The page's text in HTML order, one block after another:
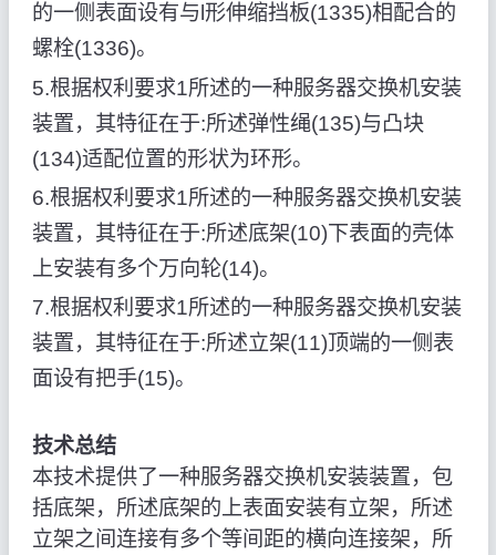
的一侧表面设有与l形伸缩挡板(1335)相配合的
螺栓(1336)。
5.根据权利要求1所述的一种服务器交换机安装
装置，其特征在于:所述弹性绳(135)与凸块
(134)适配位置的形状为环形。
6.根据权利要求1所述的一种服务器交换机安装
装置，其特征在于:所述底架(10)下表面的壳体
上安装有多个万向轮(14)。
7.根据权利要求1所述的一种服务器交换机安装
装置，其特征在于:所述立架(11)顶端的一侧表
面设有把手(15)。
技术总结
本技术提供了一种服务器交换机安装装置，包
括底架，所述底架的上表面安装有立架，所述
立架之间连接有多个等间距的横向连接架，所